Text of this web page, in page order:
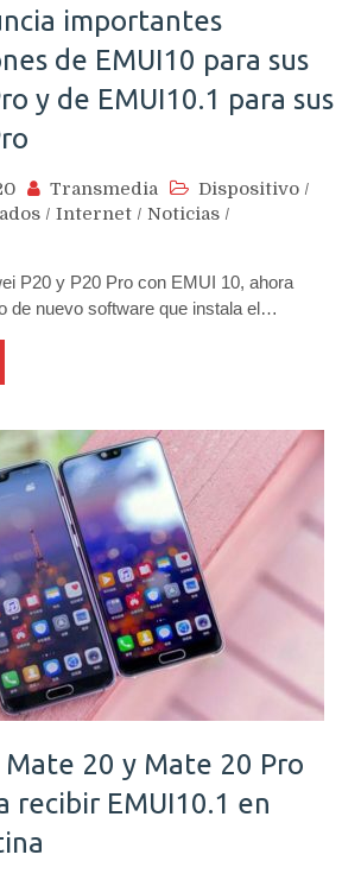
importantes
de EMUI10 para sus
y de EMUI10.1 para sus
Transmedia Dispositivo /
/ Internet / Noticias /
P20 y P20 Pro con EMUI 10, ahora
de nuevo software que instala el…
Mate 20 y Mate 20 Pro
recibir EMUI10.1 en